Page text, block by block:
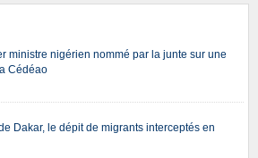
ministre nigérien nommé par la junte sur une
Cédéao
Dakar, le dépit de migrants interceptés en